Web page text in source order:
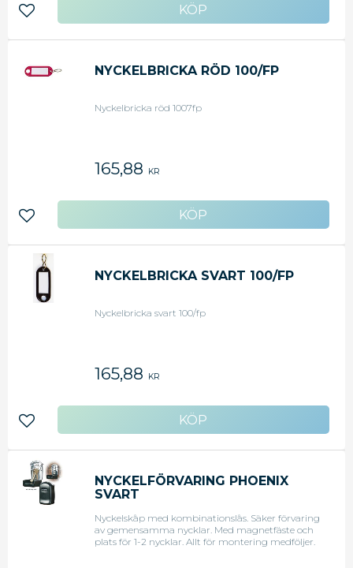
Lägg till i favoriter
NYCKELBRICKA RÖD 100/FP
Nyckelbricka röd 1007fp
165,88 KR
Lägg till i favoriter
NYCKELBRICKA SVART 100/FP
Nyckelbricka svart 100/fp
165,88 KR
Lägg till i favoriter
NYCKELFÖRVARING PHOENIX
SVART
Nyckelskåp med kombinationslås. Säker förvaring
av gemensamma nycklar. Med magnetfäste och
plats för 1-2 nycklar. Allt för montering medföljer.